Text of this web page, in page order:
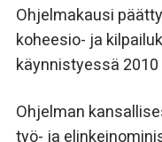
Ohjelmakausi
koheesio- ja
käynnistyessä 2010
Ohjelman
työ- ja